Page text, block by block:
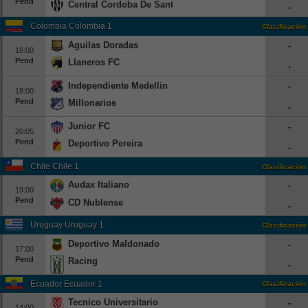
Pend
Central Cordoba De Santiago
-
Colombia Colombia 1 Clasificación
16:00
Pend
Aguilas Doradas
Llaneros FC
-
-
18:00
Pend
Independiente Medellin
Millonarios
-
-
20:05
Pend
Junior FC
Deportivo Pereira
-
-
Chile Chile 1 Clasificación
19:00
Pend
Audax Italiano
CD Nublense
-
-
Uruguay Uruguay 1 Clasificación
17:00
Pend
Deportivo Maldonado
Racing
-
-
Ecuador Ecuador 1 Clasificación
Tecnico Universitario
-
Europa League
Supercopa Europa
Partidos amistosos
Partidos televisados
Baloncesto
Euroliga
Eurocup
España
ACB
LEB
Estados Unidos
NBA
Tenis